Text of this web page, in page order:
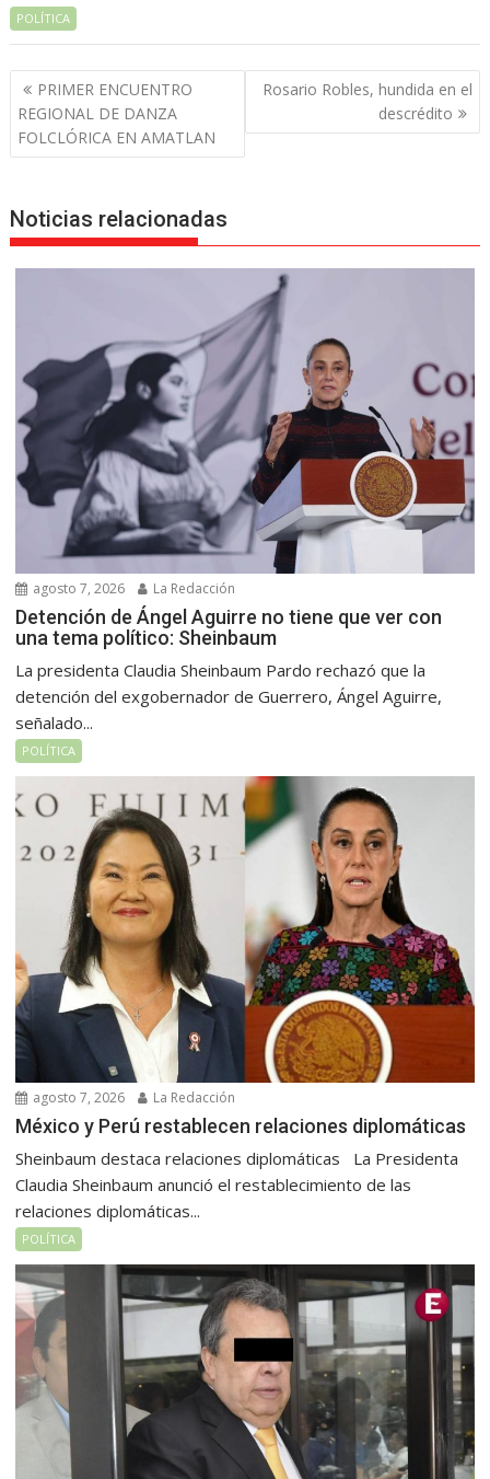
POLÍTICA
Navegación
de
entradas
PRIMER ENCUENTRO
REGIONAL DE DANZA
FOLCLÓRICA EN AMATLAN
Rosario Robles, hundida en el
descrédito
Noticias relacionadas
agosto 7, 2026 La Redacción
Detención de Ángel Aguirre no tiene que ver con
una tema político: Sheinbaum
La presidenta Claudia Sheinbaum Pardo rechazó que la
detención del exgobernador de Guerrero, Ángel Aguirre,
señalado...
POLÍTICA
agosto 7, 2026 La Redacción
México y Perú restablecen relaciones diplomáticas
Sheinbaum destaca relaciones diplomáticas La Presidenta
Claudia Sheinbaum anunció el restablecimiento de las
relaciones diplomáticas...
POLÍTICA